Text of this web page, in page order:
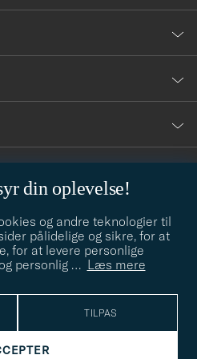
din oplevelse!
og andre teknologier til
pålidelige og sikre, for at
for at levere personlige
personlig … Læs mere
TILPAS
stil? Lad os hjælpe dig, vi hjælper